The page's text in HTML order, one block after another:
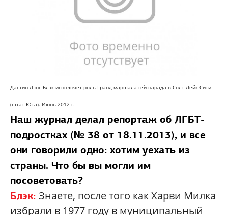
Дастин Лэнс Блэк исполняет роль Гранд-маршала гей-парада в Солт-Лейк-Сити
(штат Юта). Июнь 2012 г.
Наш журнал делал репортаж об ЛГБТ-
подростках (№ 38 от 18.11.2013), и все
они говорили одно: хотим уехать из
страны. Что бы вы могли им
посоветовать?
Блэк: Знаете, после того как Харви Милка
избрали в 1977 году в муниципальный